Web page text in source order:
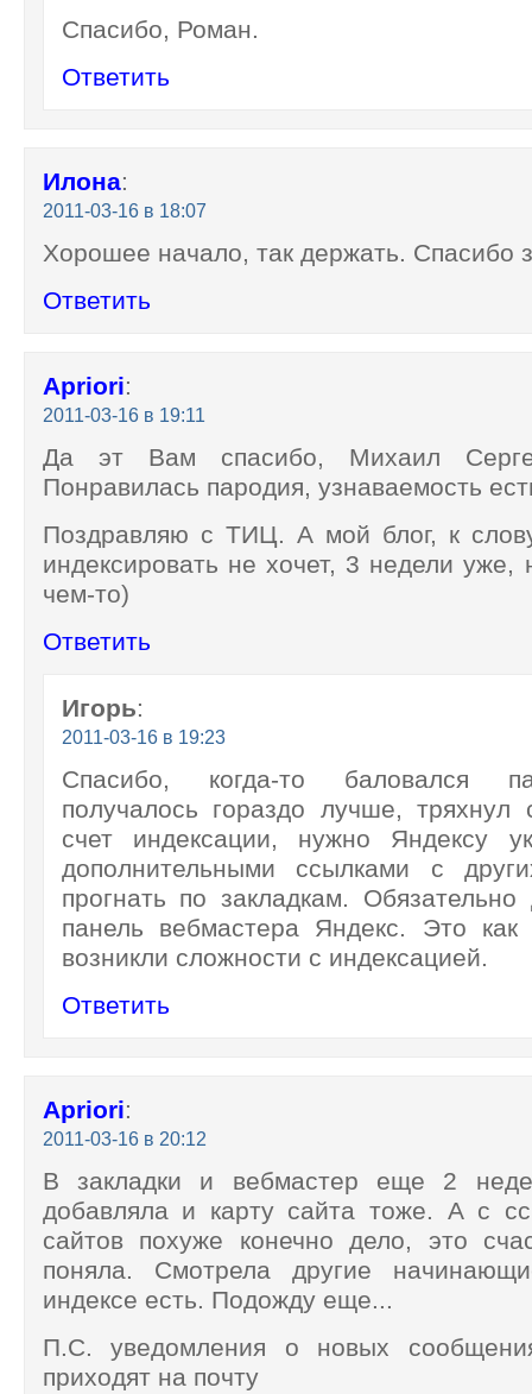
Спасибо, Роман.
Ответить
Илона:
2011-03-16 в 18:07
Хорошее начало, так держать. Спасибо
Ответить
Apriori:
2011-03-16 в 19:11
Да эт Вам спасибо, Михаил
Понравилась пародия, узнаваемость
Поздравляю с ТИЦ. А мой блог, к
индексировать не хочет, 3 недели уже,
чем-то)
Ответить
Игорь:
2011-03-16 в 19:23
Спасибо, когда-то баловался
получалось гораздо лучше,
счет индексации, нужно Яндексу
дополнительными ссылками с
прогнать по закладкам.
панель вебмастера Яндекс. Это
возникли сложности с индексацией.
Ответить
Apriori:
2011-03-16 в 20:12
В закладки и вебмастер еще 2
добавляла и карту сайта тоже. А с
сайтов похуже конечно дело, это
поняла. Смотрела другие
индексе есть. Подожду еще...
П.С. уведомления о новых
приходят на почту